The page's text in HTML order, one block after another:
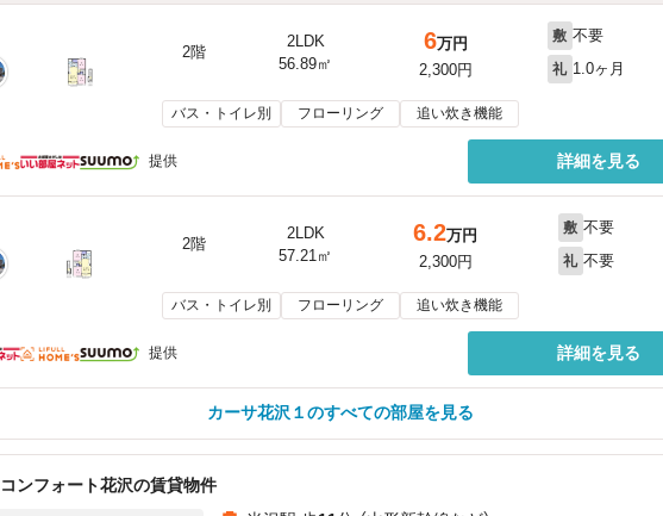
2階
2LDK
56.89㎡
6万円
2,300円
敷 不要
礼 1.0ヶ月
バス・トイレ別 フローリング 追い炊き機能
提供 詳細を見る
2階
2LDK
57.21㎡
6.2万円
2,300円
敷 不要
礼 不要
バス・トイレ別 フローリング 追い炊き機能
提供 詳細を見る
カーサ花沢１のすべての部屋を見る
コンフォート花沢の賃貸物件